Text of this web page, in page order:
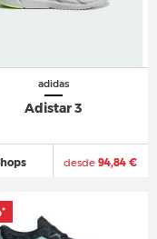
adidas
Adistar 3
desde 94,84 €
*